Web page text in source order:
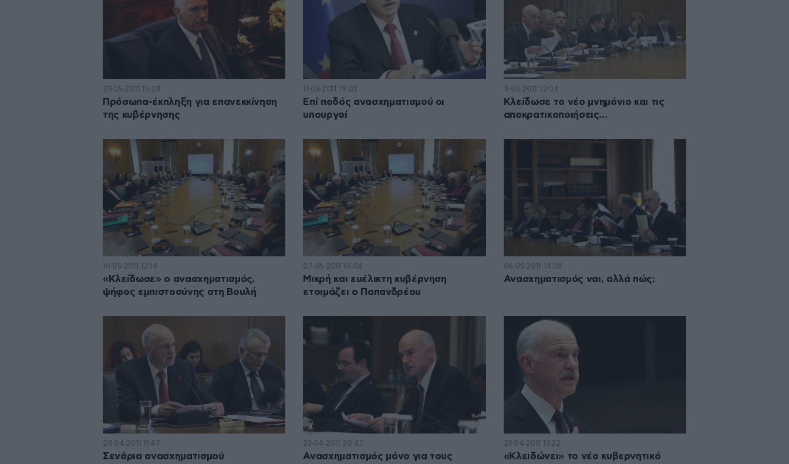
29·05·2011 15:28
Πρόσωπα-έκπληξη για επανεκκίνηση
της κυβέρνησης
11·05·2011 19:02
Επί ποδός ανασχηματισμού οι
υπουργοί
11·05·2011 12:04
Κλείδωσε το νέο μνημόνιο και τις
αποκρατικοποιήσεις…
10·05·2011 12:14
«Κλείδωσε» ο ανασχηματισμός,
ψήφος εμπιστοσύνης στη Βουλή
07·05·2011 10:44
Μικρή και ευέλικτη κυβέρνηση
ετοιμάζει ο Παπανδρέου
06·05·2011 14:38
Ανασχηματισμός ναι, αλλά πώς;
28·04·2011 11:47
Σενάρια ανασχηματισμού
23·04·2011 20:47
Ανασχηματισμός μόνο για τους
23·04·2011 13:22
«Κλειδώνει» το νέο κυβερνητικό